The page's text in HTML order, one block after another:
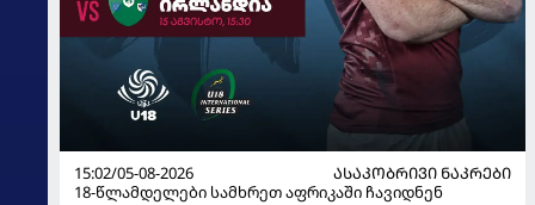
15:02/05-08-2026
ᲐᲡᲐᲙᲝᲑᲠᲘᲕᲘ ᲜᲐᲙᲠᲔᲑᲘ
18-წლამდელები სამხრეთ აფრიკაში ჩავიდნენ